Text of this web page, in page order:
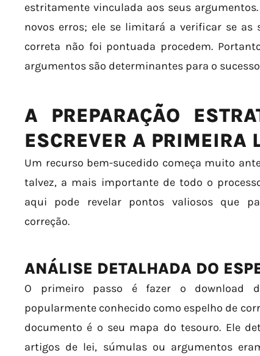
estritamente vinculada aos seus
novos erros; ele se limitará a verificar se as
correta não foi pontuada procedem.
argumentos são determinantes para o
A PREPARAÇÃO
ESCREVER A PRIMEIRA
Um recurso bem-sucedido começa muito
talvez, a mais importante de todo o
aqui pode revelar pontos valiosos que
correção.
ANÁLISE DETALHADA DO
O primeiro passo é fazer o download
popularmente conhecido como espelho de
documento é o seu mapa do tesouro. Ele
artigos de lei, súmulas ou argumentos